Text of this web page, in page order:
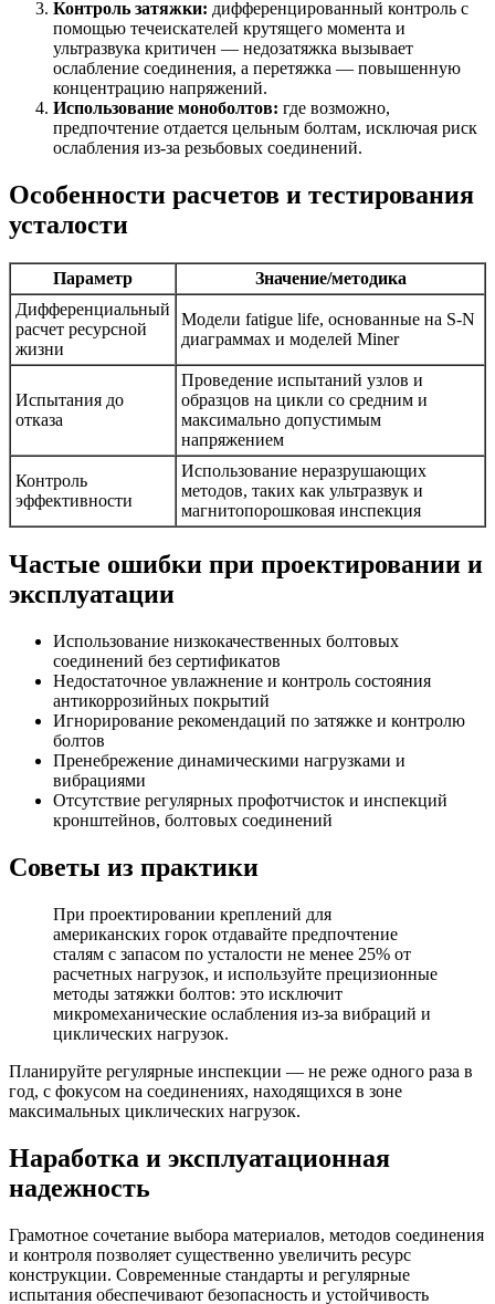
Контроль затяжки: дифференцированный контроль с
помощью течеискателей крутящего момента и
ультразвука критичен — недозатяжка вызывает
ослабление соединения, а перетяжка — повышенную
концентрацию напряжений.
Использование моноболтов: где возможно,
предпочтение отдается цельным болтам, исключая риск
ослабления из-за резьбовых соединений.
Особенности расчетов и тестирования
усталости
Параметр
Значение/методика
Дифференциальный
расчет ресурсной
жизни
Модели fatigue life, основанные на S-N
диаграммах и моделей Miner
Испытания до
отказа
Проведение испытаний узлов и
образцов на цикли со средним и
максимально допустимым
напряжением
Контроль
эффективности
Использование неразрушающих
методов, таких как ультразвук и
магнитопорошковая инспекция
Частые ошибки при проектировании и
эксплуатации
Использование низкокачественных болтовых
соединений без сертификатов
Недостаточное увлажнение и контроль состояния
антикоррозийных покрытий
Игнорирование рекомендаций по затяжке и контролю
болтов
Пренебрежение динамическими нагрузками и
вибрациями
Отсутствие регулярных профотчисток и инспекций
кронштейнов, болтовых соединений
Советы из практики
При проектировании креплений для
американских горок отдавайте предпочтение
сталям с запасом по усталости не менее 25% от
расчетных нагрузок, и используйте прецизионные
методы затяжки болтов: это исключит
микромеханические ослабления из-за вибраций и
циклических нагрузок.
Планируйте регулярные инспекции — не реже одного раза в
год, с фокусом на соединениях, находящихся в зоне
максимальных циклических нагрузок.
Наработка и эксплуатационная
надежность
Грамотное сочетание выбора материалов, методов соединения
и контроля позволяет существенно увеличить ресурс
конструкции. Современные стандарты и регулярные
испытания обеспечивают безопасность и устойчивость